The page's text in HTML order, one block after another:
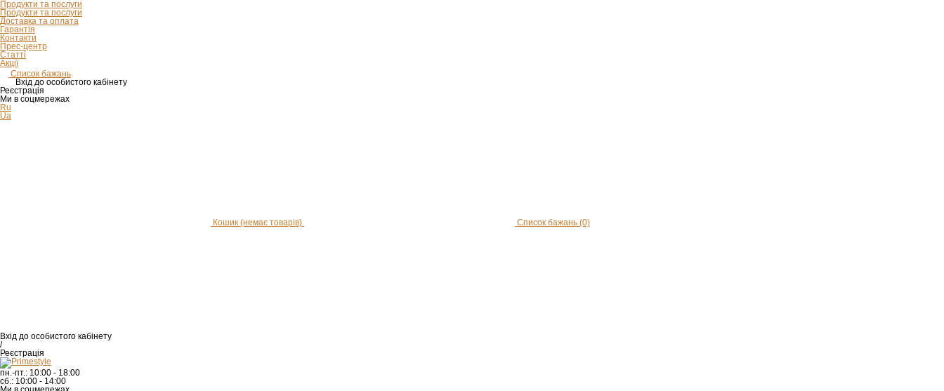
Продукти та послуги
Продукти та послуги
Доставка та оплата
Гарантія
Контакти
Прес-центр
Статті
Акції
Список бажань
Вхід до особистого кабінету
Реєстрація
Ми в соцмережах
Ru
Ua
Кошик (немає товарів) Список бажань (0)
Вхід до особистого кабінету
/
Реєстрація
пн.-пт.: 10:00 - 18:00
сб.: 10:00 - 14:00